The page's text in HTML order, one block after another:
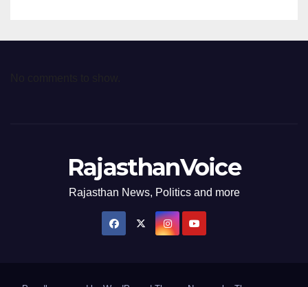
RajasthanVoice
Rajasthan News, Politics and more